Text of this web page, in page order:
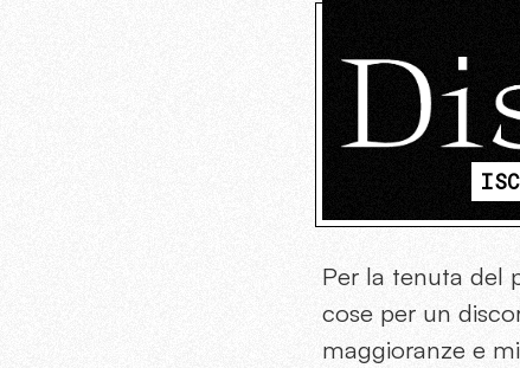
Per la tenuta del
cose per un
maggioranze e